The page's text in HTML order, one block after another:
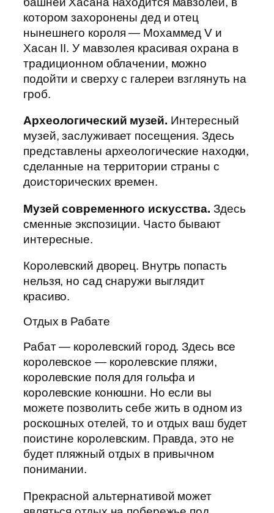
котором захоронены дед и отец
нынешнего короля — Мохаммед V и
Хасан II. У мавзолея красивая охрана в
традиционном облачении, можно
подойти и сверху с галереи взглянуть на
гроб.
Археологический музей. Интересный
музей, заслуживает посещения. Здесь
представлены археологические находки,
сделанные на территории страны с
доисторических времен.
Музей современного искусства. Здесь
сменные экспозиции. Часто бывают
интересные.
Королевский дворец. Внутрь попасть
нельзя, но сад снаружи выглядит
красиво.
Отдых в Рабате
Рабат — королевский город. Здесь все
королевское — королевские пляжи,
королевские поля для гольфа и
королевские конюшни. Но если вы
можете позволить себе жить в одном из
роскошных отелей, то и отдых ваш будет
поистине королевским. Правда, это не
будет пляжный отдых в привычном
понимании.
Прекрасной альтернативой может